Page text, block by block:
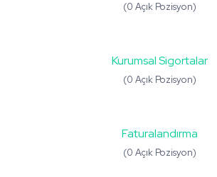
(0 Açık Pozisyon)
Kurumsal Sigortalar
(0 Açık Pozisyon)
Faturalandırma
(0 Açık Pozisyon)